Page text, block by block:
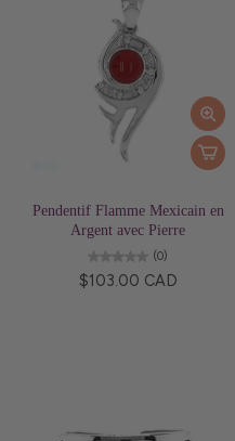
Pendentif Flamme Mexicain en
Argent avec Pierre
(0)
$103.00 CAD